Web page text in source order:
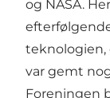
og NASA.
teknologien,
var gemt
Foreningen